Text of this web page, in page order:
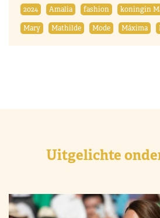
2024 Amalia fashion koningin
Mary
Mathilde Mode Máxima
Uitgelichte